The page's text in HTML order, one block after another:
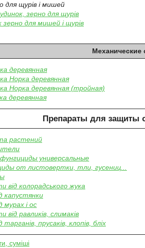
для щурів і мишей
зерно для щурів
зерно для мишей і щурів
Механические
деревянная
Норка деревянная
Норка деревянная (тройная)
деревянная
Препараты для защиты
растений
универсальные
от листовертки, тли, гусениц...
від колорадського жука
капустянки
мурах і ос
від равликів, слимаків
тарганів, прусаків, клопів, бліх
суміші